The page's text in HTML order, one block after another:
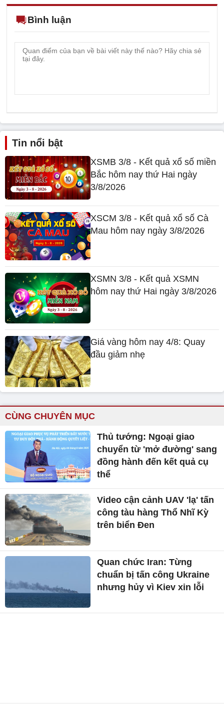
Bình luận
Tin nổi bật
XSMB 3/8 - Kết quả xổ số miền
Bắc hôm nay thứ Hai ngày
3/8/2026
XSCM 3/8 - Kết quả xổ số Cà
Mau hôm nay ngày 3/8/2026
XSMN 3/8 - Kết quả XSMN
hôm nay thứ Hai ngày 3/8/2026
Giá vàng hôm nay 4/8: Quay
đầu giảm nhẹ
CÙNG CHUYÊN MỤC
Thủ tướng: Ngoại giao
chuyển từ 'mở đường' sang
đồng hành đến kết quả cụ
thể
Video cận cảnh UAV 'lạ' tấn
công tàu hàng Thổ Nhĩ Kỳ
trên biển Đen
Quan chức Iran: Từng
chuẩn bị tấn công Ukraine
nhưng hủy vì Kiev xin lỗi